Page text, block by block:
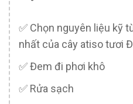
✅ Chọn nguyên liệu kỹ
nhất của cây atiso tươi
✅ Đem đi phơi khô
✅ Rửa sạch